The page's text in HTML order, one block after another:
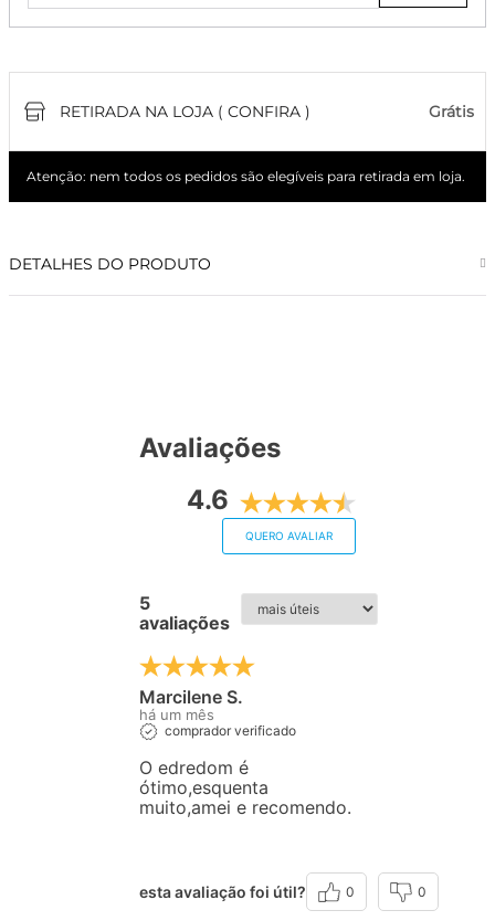
RETIRADA NA LOJA ( CONFIRA ) Grátis
Atenção: nem todos os pedidos são elegíveis para retirada em loja.
DETALHES DO PRODUTO
Avaliações
4.6
QUERO AVALIAR
5
avaliações
Marcilene S.
há um mês
comprador verificado
O edredom é
ótimo,esquenta
muito,amei e recomendo.
esta avaliação foi útil? 0 0